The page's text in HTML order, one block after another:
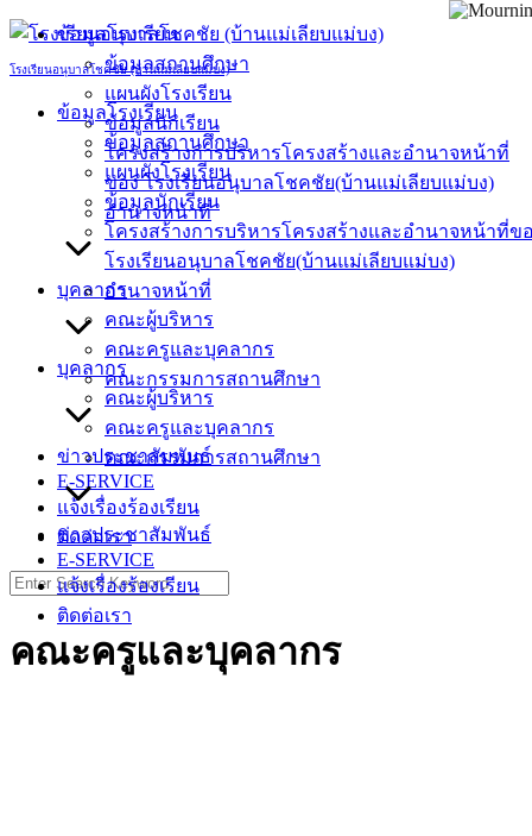
Skip
content
โรงเรียนอนุบาลโชคชัย (บ้านแม่เลียบแม่บง)
ข้อมูลโรงเรียน
ข้อมูลสถานศึกษา
แผนผังโรงเรียน
ข้อมูลนักเรียน
โครงสร้างการบริหารโครงสร้างและอำนาจหน้าที่ข
โรงเรียนอนุบาลโชคชัย(บ้านแม่เลียบแม่บง)
อำนาจหน้าที่
บุคลากร
คณะผู้บริหาร
คณะครูและบุคลากร
คณะกรรมการสถานศึกษา
ข่าวประชาสัมพันธ์
E-SERVICE
แจ้งเรื่องร้องเรียน
ติดต่อเรา
ข้อมูลโรงเรียน
ข้อมูลสถานศึกษา
แผนผังโรงเรียน
ข้อมูลนักเรียน
โครงสร้างการบริหารโครงสร้างและอำนาจหน้าที่
ของ โรงเรียนอนุบาลโชคชัย(บ้านแม่เลียบแม่บง)
อำนาจหน้าที่
บุคลากร
คณะผู้บริหาร
คณะครูและบุคลากร
คณะกรรมการสถานศึกษา
ข่าวประชาสัมพันธ์
E-SERVICE
แจ้งเรื่องร้องเรียน
ติดต่อเรา
Search
for:
คณะครูและบุคลากร